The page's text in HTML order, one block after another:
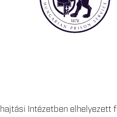
Intézetben